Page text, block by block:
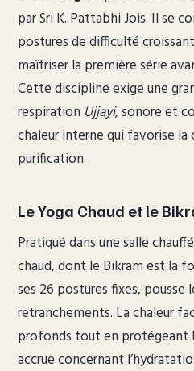
par Sri K. Pattabhi Jois. Il se
postures de difficulté
maîtriser la première série
Cette discipline exige une
respiration Ujjayi, sonore et
chaleur interne qui favorise
purification.
Le Yoga Chaud et le
Pratiqué dans une salle
chaud, dont le Bikram est la
ses 26 postures fixes, pousse
retranchements. La chaleur
profonds tout en protégeant
accrue concernant